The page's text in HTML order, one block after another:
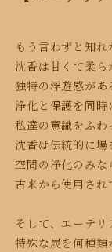
もう言わずと知
沈香は甘くて柔ら
独特の浮遊感があ
浄化と保護を同時
私達の意識をふ
沈香は伝統的に
空間の浄化のみな
古来から使用され
そして、エーテ
特殊な炭を何種類